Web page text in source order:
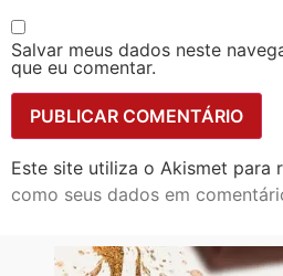
Salvar meus dados neste
que eu comentar.
Este site utiliza o Akismet para
como seus dados em